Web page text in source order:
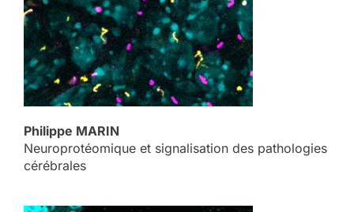
Philippe MARIN
Neuroprotéomique et signalisation des pathologies
cérébrales